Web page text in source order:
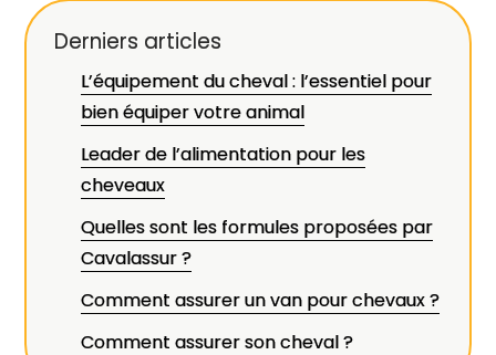
Derniers articles
L’équipement du cheval : l’essentiel pour
bien équiper votre animal
Leader de l’alimentation pour les
cheveaux
Quelles sont les formules proposées par
Cavalassur ?
Comment assurer un van pour chevaux ?
Comment assurer son cheval ?